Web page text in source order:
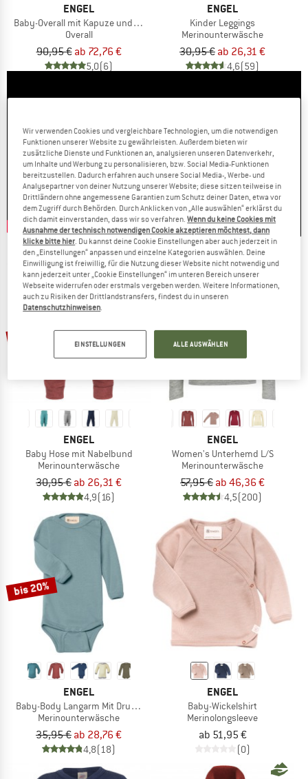
ENGEL
Baby-Overall mit Kapuze und Reißverschluss
Overall
90,95 € ab 72,76 €
5,0(6)
ENGEL
Kinder Leggings
Merinounterwäsche
30,95 € ab 26,31 €
4,6(59)
ENGEL
Baby Hose mit Nabelbund
Merinounterwäsche
30,95 € ab 26,31 €
4,9(16)
20%
ENGEL
Women's Unterhemd L/S
Merinounterwäsche
57,95 € ab 46,36 €
4,5(200)
bis 20%
ENGEL
Baby-Body Langarm Mit Druckverschluss Schulter
Merinounterwäsche
35,95 € ab 28,76 €
4,8(18)
ENGEL
Baby-Wickelshirt
Merinolongsleeve
ab 51,95 €
(0)
Wir verwenden Cookies und vergleichbare Technologien, um die notwendigen
Funktionen unserer Website zu gewährleisten. Außerdem bieten wir
zusätzliche Dienste und Funktionen an, analysieren unseren Datenverkehr,
um Inhalte und Werbung zu personalisieren, bzw. Social Media-Funktionen
bereitzustellen. Dadurch erfahren auch unsere Social Media-, Werbe- und
Analysepartner von deiner Nutzung unserer Website; diese sitzen teilweise in
Drittländern ohne angemessene Garantien zum Schutz deiner Daten, etwa vor
dem Zugriff durch Behörden. Durch Anklicken von „Alle auswählen“ erklärst du
dich damit einverstanden, dass wir so verfahren.Wenn du keine Cookies mit
Ausnahme der technisch notwendigen Cookie akzeptieren möchtest, dann
klicke bitte hier . Du kannst deine Cookie Einstellungen aber auch jederzeit in
den „Einstellungen“ anpassen und einzelne Kategorien auswählen. Deine
Einwilligung ist freiwillig, für die Nutzung dieser Website nicht notwendig und
kann jederzeit unter „Cookie Einstellungen“ im unteren Bereich unserer
Webseite widerrufen oder erstmals vergeben werden. Weitere Informationen,
auch zu Risiken der Drittlandstransfers, findest du in unseren
Datenschutzhinweisen
EINSTELLUNGEN ALLE AUSWÄHLEN